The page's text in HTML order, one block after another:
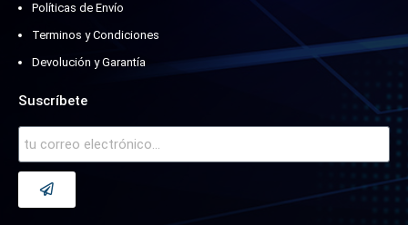
Políticas de Envío
Terminos y Condiciones
Devolución y Garantía
Suscríbete